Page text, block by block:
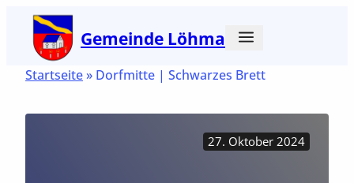
Zum
Inhalt
springen
Gemeinde Löhma
Startseite» Dorfmitte | Schwarzes Brett
27. Oktober 2024